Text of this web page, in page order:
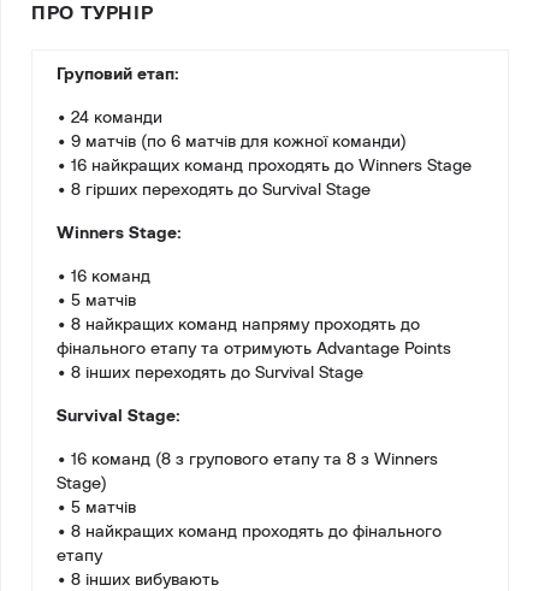
ПРО ТУРНІР
Груповий етап:
• 24 команди
• 9 матчів (по 6 матчів для кожної команди)
• 16 найкращих команд проходять до Winners Stage
• 8 гірших переходять до Survival Stage
Winners Stage:
• 16 команд
• 5 матчів
• 8 найкращих команд напряму проходять до
фінального етапу та отримують Advantage Points
• 8 інших переходять до Survival Stage
Survival Stage:
• 16 команд (8 з групового етапу та 8 з Winners
Stage)
• 5 матчів
• 8 найкращих команд проходять до фінального
етапу
• 8 інших вибувають